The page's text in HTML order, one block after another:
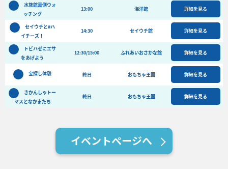
水族館裏側ウォ
ッチング
13:00 海洋館 詳細を見る
セイウチと#ハ
イチーズ！
14:30 セイウチ館 詳細を見る
トビハゼにエサ
をあげよう
12:30/15:00 ふれあいおさかな館 詳細を見る
宝探し体験 終日 おもちゃ王国 詳細を見る
きかんしゃトー
マスとなかまたち
終日 おもちゃ王国 詳細を見る
イベントページへ